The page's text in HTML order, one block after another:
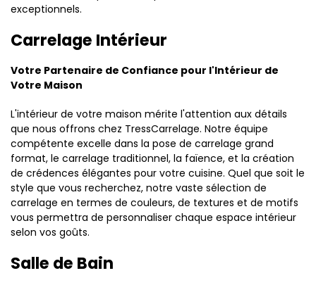
exceptionnels.
Carrelage Intérieur
Votre Partenaire de Confiance pour l'Intérieur de
Votre Maison
L'intérieur de votre maison mérite l'attention aux détails
que nous offrons chez TressCarrelage. Notre équipe
compétente excelle dans la pose de carrelage grand
format, le carrelage traditionnel, la faïence, et la création
de crédences élégantes pour votre cuisine. Quel que soit le
style que vous recherchez, notre vaste sélection de
carrelage en termes de couleurs, de textures et de motifs
vous permettra de personnaliser chaque espace intérieur
selon vos goûts.
Salle de Bain